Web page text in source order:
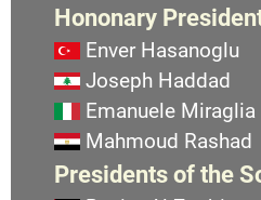
Hononary
Enver Hasanoglu
Joseph Haddad
Emanuele
Mahmoud Rashad
Presidents of the